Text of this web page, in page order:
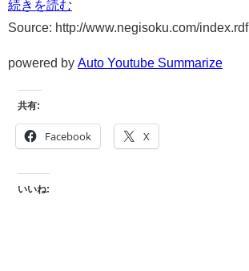
続きを読む
Source: http://www.negisoku.com/index.rdf
powered by Auto Youtube Summarize
共有:
Facebook X
いいね: